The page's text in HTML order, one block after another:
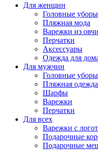
Для женщин
Головные уборы
Пляжная мода
Варежки из
Перчатки
Аксессуары
Одежда для
Для мужчин
Головные уборы
Пляжная одежда
Шарфы
Варежки
Перчатки
Для всех
Варежки с
Подарочные
Подарочные